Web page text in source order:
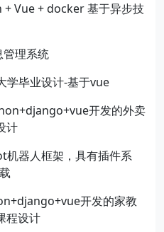
Vue + docker 基于异步技
理系统
学毕业设计-基于vue
开发的外卖
计
器人框架，具有插件系
开发的家教
程设计